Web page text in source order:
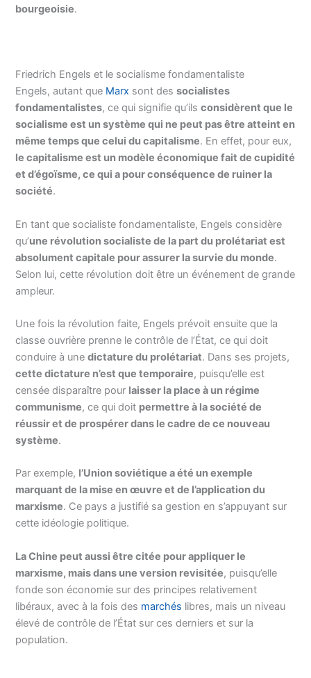
bourgeoisie.
Friedrich Engels et le socialisme fondamentaliste
Engels, autant que Marx sont dessocialistes
fondamentalistes, ce qui signifie qu’ilsconsidèrent que le
socialisme est un système qui ne peut pas être atteint en
même temps que celui du capitalisme. En effet, pour eux,
le capitalisme est un modèle économique fait de cupidité
et d’égoïsme, ce qui a pour conséquence de ruiner la
société.
En tant que socialiste fondamentaliste, Engels considère
qu’une révolution socialiste de la part du prolétariat est
absolument capitale pour assurer la survie du monde.
Selon lui, cette révolution doit être un événement de grande
ampleur.
Une fois la révolution faite, Engels prévoit ensuite que la
classe ouvrière prenne le contrôle de l’État, ce qui doit
conduire à unedictature du prolétariat. Dans ses projets,
cette dictature n’est que temporaire, puisqu’elle est
censée disparaître pour laisser la place à un régime
communisme, ce qui doit permettre à la société de
réussir et de prospérer dans le cadre de ce nouveau
système.
Par exemple, l’Union soviétique a été un exemple
marquant de la mise en œuvre et de l’application du
marxisme. Ce pays a justifié sa gestion en s’appuyant sur
cette idéologie politique.
La Chine peut aussi être citée pour appliquer le
marxisme, mais dans une version revisitée, puisqu’elle
fonde son économie sur des principes relativement
libéraux, avec à la fois des marchés libres, mais un niveau
élevé de contrôle de l’État sur ces derniers et sur la
population.